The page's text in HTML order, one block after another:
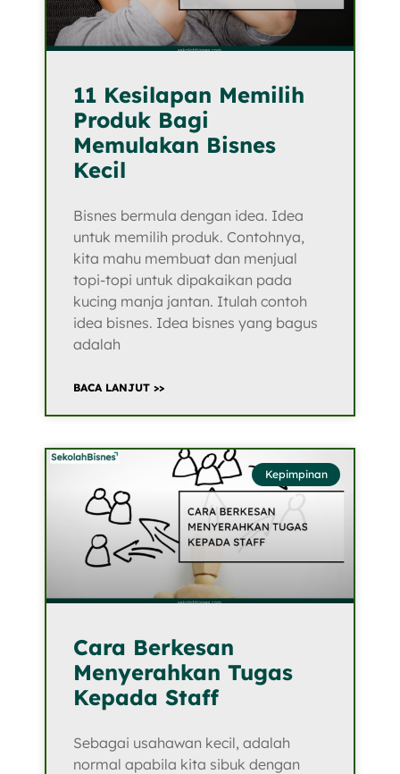
11 Kesilapan Memilih
Produk Bagi
Memulakan Bisnes
Kecil
Bisnes bermula dengan idea. Idea
untuk memilih produk. Contohnya,
kita mahu membuat dan menjual
topi-topi untuk dipakaikan pada
kucing manja jantan. Itulah contoh
idea bisnes. Idea bisnes yang bagus
adalah
BACA LANJUT >>
Kepimpinan
Cara Berkesan
Menyerahkan Tugas
Kepada Staff
Sebagai usahawan kecil, adalah
normal apabila kita sibuk dengan